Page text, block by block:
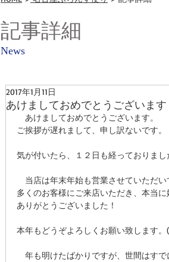
記事詳細
News
あけましておめでとうございます
2017年1月11日
あけましておめでとうございます。
ご挨拶が遅れまして、申し訳ないです。
気が付いたら、１２日も経っておりまし
当店は年末年始も営業させていただい
多くのお客様にご来店いただき、本当に
ありがとうございました！
本年もどうぞよろしくお願い致します
年も明けたばかりですが、世間はすで